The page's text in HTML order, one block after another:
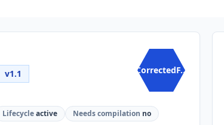
v1.1 CorrectedF...
Lifecycleactive Needs compilation no